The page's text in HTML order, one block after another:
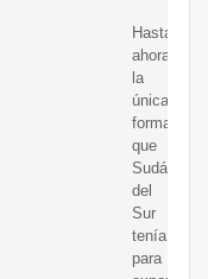
Hasta
ahora,
la
única
forma
que
Sudán
del
Sur
tenía
para